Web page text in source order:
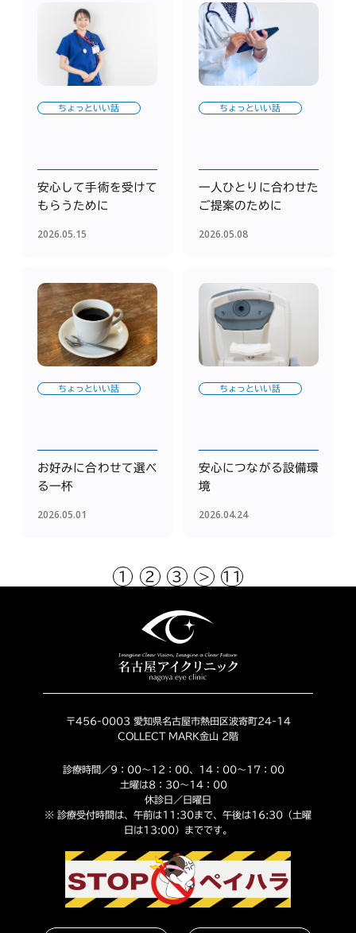
ちょっといい話
安心して手術を受けて
もらうために
2026.05.15
ちょっといい話
一人ひとりに合わせた
ご提案のために
2026.05.08
ちょっといい話
お好みに合わせて選べ
る一杯
2026.05.01
ちょっといい話
安心につながる設備環
境
2026.04.24
1 2 3 > 11
〒456-0003 愛知県名古屋市熱田区波寄町24-14
COLLECT MARK金山 2階
診療時間／9：00～12：00、14：00～17：00
土曜は8：30～14：00
休診日／日曜日
※ 診療受付時間は、午前は11:30まで、午後は16:30（土曜
日は13:00）までです。